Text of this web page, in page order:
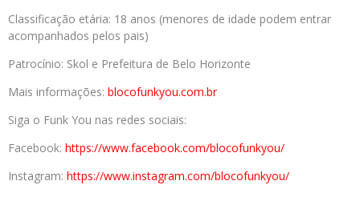
Classificação etária: 18 anos (menores de idade podem entrar
acompanhados pelos pais)
Patrocínio: Skol e Prefeitura de Belo Horizonte
Mais informações: blocofunkyou.com.br
Siga o Funk You nas redes sociais:
Facebook: https://www.facebook.com/blocofunkyou/
Instagram: https://www.instagram.com/blocofunkyou/